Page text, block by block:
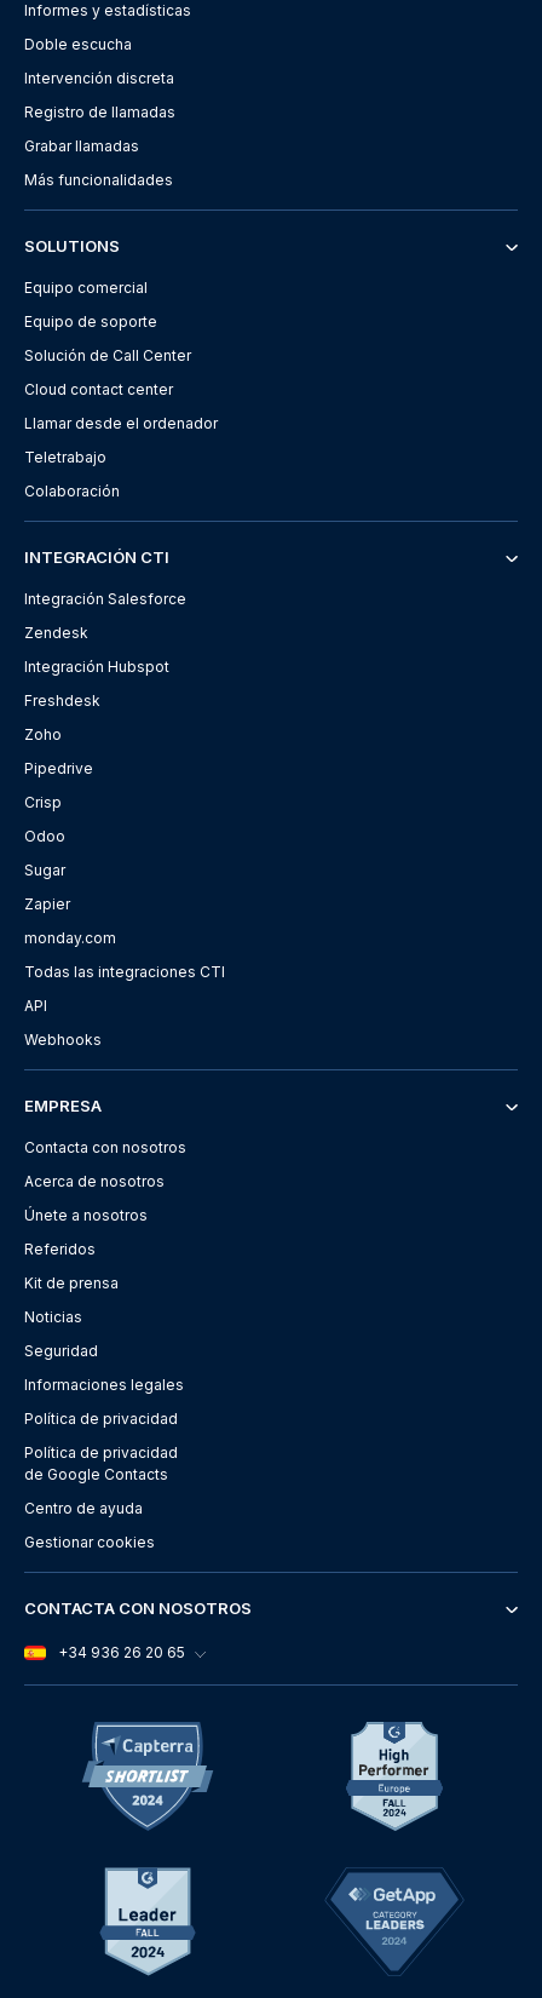
Informes y estadísticas
Doble escucha
Intervención discreta
Registro de llamadas
Grabar llamadas
Más funcionalidades
SOLUTIONS
Equipo comercial
Equipo de soporte
Solución de Call Center
Cloud contact center
Llamar desde el ordenador
Teletrabajo
Colaboración
INTEGRACIÓN CTI
Integración Salesforce
Zendesk
Integración Hubspot
Freshdesk
Zoho
Pipedrive
Crisp
Odoo
Sugar
Zapier
monday.com
Todas las integraciones CTI
API
Webhooks
EMPRESA
Contacta con nosotros
Acerca de nosotros
Únete a nosotros
Referidos
Kit de prensa
Noticias
Seguridad
Informaciones legales
Política de privacidad
Política de privacidad
de Google Contacts
Centro de ayuda
Gestionar cookies
CONTACTA CON NOSOTROS
+34 936 26 20 65